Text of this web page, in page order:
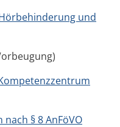
und
§ 8 AnFöVO